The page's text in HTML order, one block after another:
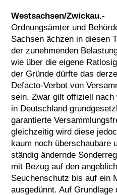
Westsachsen/Zwickau.-
Ordnungsämter und
Sachsen ächzen in diesen
der zunehmenden
wie über die eigene
der Gründe dürfte das
Defacto-Verbot von
sein. Zwar gilt offiziell nach
in Deutschland
garantierte
gleichzeitig wird diese
kaum noch überschaubare
ständig ändernde
mit Bezug auf den
Seuchenschutz bis auf ein
ausgedünnt. Auf